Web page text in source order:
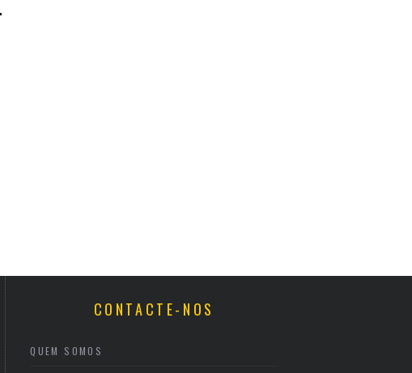
CONTACTE-NOS
QUEM SOMOS